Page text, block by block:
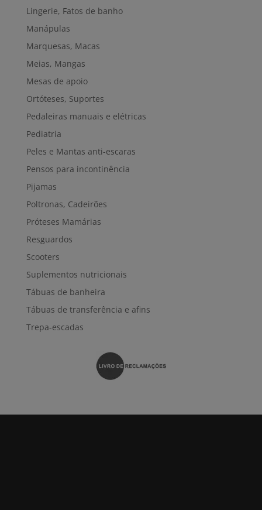
Lingerie, Fatos de banho
Manápulas
Marquesas, Macas
Meias, Mangas
Mesas de apoio
Ortóteses, Suportes
Pedaleiras manuais e elétricas
Pediatria
Peles e Mantas anti-escaras
Pensos para incontinência
Pijamas
Poltronas, Cadeirões
Próteses Mamárias
Resguardos
Scooters
Suplementos nutricionais
Tábuas de banheira
Tábuas de transferência e afins
Trepa-escadas